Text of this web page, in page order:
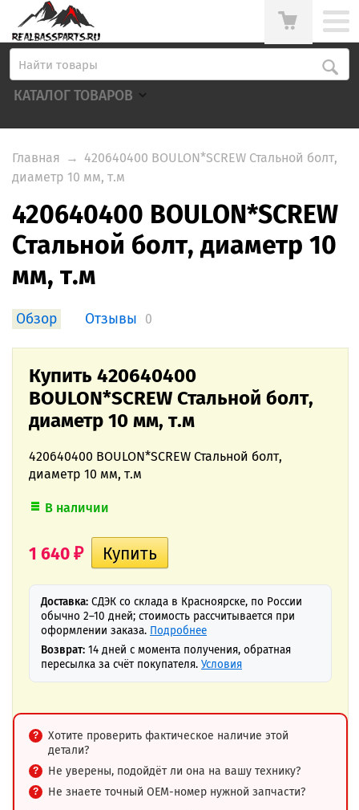
КАТАЛОГ ТОВАРОВ
Главная → 420640400 BOULON*SCREW Стальной болт,
диаметр 10 мм, т.м
420640400 BOULON*SCREW
Стальной болт, диаметр 10
мм, т.м
Обзор Отзывы 0
Купить 420640400
BOULON*SCREW Стальной болт,
диаметр 10 мм, т.м
420640400 BOULON*SCREW Стальной болт,
диаметр 10 мм, т.м
В наличии
1 640 ₽
Доставка: СДЭК со склада в Красноярске, по России
обычно 2–10 дней; стоимость рассчитывается при
оформлении заказа. Подробнее
Возврат: 14 дней с момента получения, обратная
пересылка за счёт покупателя. Условия
Хотите проверить фактическое наличие этой
детали?
Не уверены, подойдёт ли она на вашу технику?
Не знаете точный OEM-номер нужной запчасти?